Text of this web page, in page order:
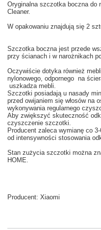
Oryginalna szczotka boczna do
Cleaner.
W opakowaniu znajdują się 2
Szczotka boczna jest przede
przy ścianach i w narożnikach
Oczywiście dotyka również
nylonowego, odpornego na
uszkadza mebli.
Szczotki posiadają u nasady
przed owijaniem się włosów na
wykonywania regularnego
Aby zwiększyć skuteczność
czyszczenie szczotki.
Producent zaleca wymianę co
od intensywności stosowania
Stan zużycia szczotki można
HOME.
Producent: Xiaomi